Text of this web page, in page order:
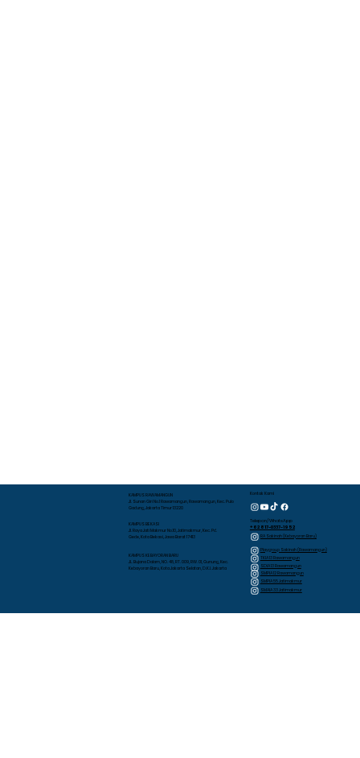
KAMPUS RAWAMANGUN
Jl. Sunan Giri No.1 Rawamangun, Rawamangun, Kec. Pulo
Gadung, Jakarta Timur 13220
KAMPUS BEKASI
Jl. Raya Jati Makmur No.10, Jatimakmur, Kec. Pd.
Gede, Kota Bekasi, Jawa Barat 17413
KAMPUS KEBAYORAN BARU
JL. Bujana Dalam, NO. 48, RT. 009, RW. 01, Gunung, Kec.
Kebayoran Baru, Kota Jakarta Selatan, D.K.I. Jakarta
Kontak Kami
Telepon/WhatsApp
+62 817-0337-1952
RA Sakinah (Kebayoran Baru)
Playgroup Sakinah (Rawamangun)
TKIA 13 Rawamangun
SDIA 13 Rawamangun
SMPIA 12 Rawamangun
SMPIA 55 Jatimakmur
SMAIA 33 Jatimakmur